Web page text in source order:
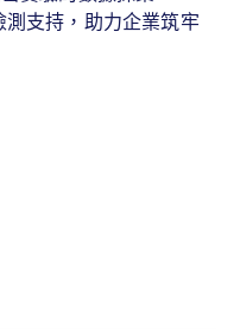
支持，助力企業筑牢